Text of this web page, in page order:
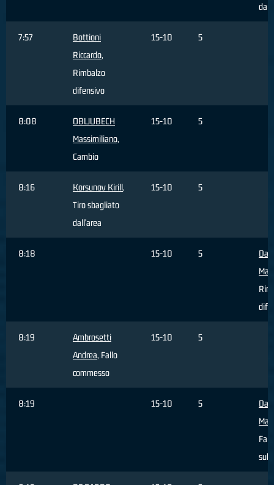
7:57
Bottioni
Riccardo,
Rimbalzo
difensivo
15-10 5
8:08
OBLJUBECH
Massimiliano,
Cambio
15-10 5
8:16 Korsunov Kirill,
Tiro sbagliato
dall'area
15-10 5
8:18 15-10 5
Da
8:19
Ambrosetti
Andrea, Fallo
commesso
15-10 5
8:19 15-10 5
Da